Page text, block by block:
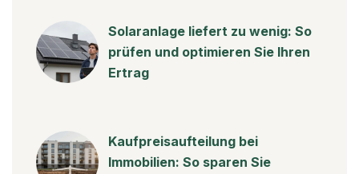
Solaranlage liefert zu wenig: So
prüfen und optimieren Sie Ihren
Ertrag
Kaufpreisaufteilung bei
Immobilien: So sparen Sie